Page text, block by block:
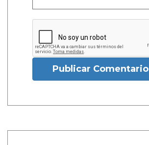
Publicar Comentario